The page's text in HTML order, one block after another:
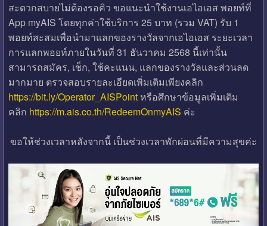
สะดวกสบายไม่ต้องรอคิว ขอแนะนำใช้งานเอไอเอส พอยท์ที่
App myAIS โดยทุกค่าใช้บริการ 25 บาท (รวม VAT) รับ 1
พอยท์สะสมเพื่อนำมาแลกของรางวัลจากเอไอเอส ระยะเวลา
การแลกพอยท์ภายในวันที่ 31 ธันวาคม 2568 นี้เท่านั้น
สามารถสมัคร, เช็ก, ใช้คะแนน, แลกของรางวัลและส่วนลด
มากมาย ตรวจสอบรายละเอียดเพิ่มเติมเพียงคลิก
https://bit.ly/Operator_AISPointหรือศึกษาข้อมูลเพิ่มเติม
คลิก https://m.ais.co.th/RedeemOnmyAIS ค่ะ
ขอให้ช่วงเวลาหลังจากนี้ เป็นช่วงเวลาพักผ่อนที่มีความสุขค่ะ